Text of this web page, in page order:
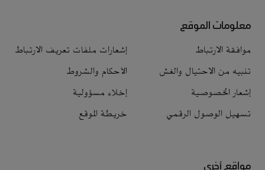
معلومات الموقع
موافقة الارتباط
إشعارات ملفات تعريف الارتباط
تنبيه من الاحتيال والغش
الأحكام والشروط
إشعار الخصوصية
إخلاء مسؤولية
تسهيل الوصول الرقمي
خريطة الموقع
مواقع أخرى